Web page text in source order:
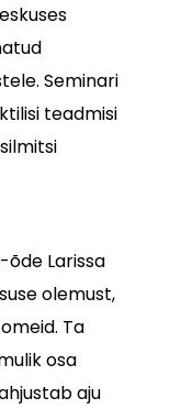
Seminari
teadmisi
Larissa
olemust,
Ta
osa
aju